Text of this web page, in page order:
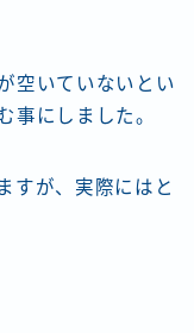
空いていないとい
事にしました。
すが、実際にはと